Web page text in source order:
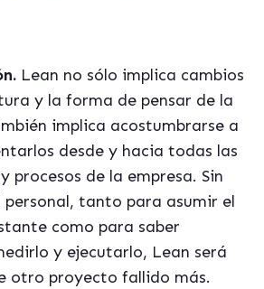
Lean no sólo implica cambios
y la forma de pensar de la
implica acostumbrarse a
desde y hacia todas las
procesos de la empresa. Sin
tanto para asumir el
como para saber
y ejecutarlo, Lean será
otro proyecto fallido más.